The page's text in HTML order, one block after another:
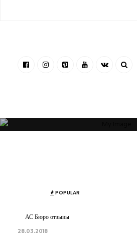
состояние зависят от пространства,
POPULAR
АС Бюро отзывы
28.03.2018